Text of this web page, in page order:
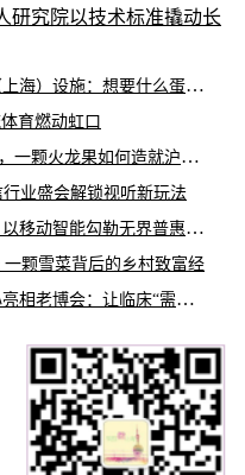
研究院以技术标准撬动长
探访国家蛋白质科学研究（上海）设施：想要什么蛋白 AI直接设计合成
育燃动虹口
（乡村“头雁”）“头雁”破局，一颗火龙果如何造就沪上乡村特色产业化路径
业盛会解锁视听新玩法
2026年世界移动通信大会：以移动智能勾勒无界普惠新愿景
一颗雪菜背后的乡村致富经
虹桥健康科技产业创新中心亮相老博会：让临床“需求”定义银发经济新生态